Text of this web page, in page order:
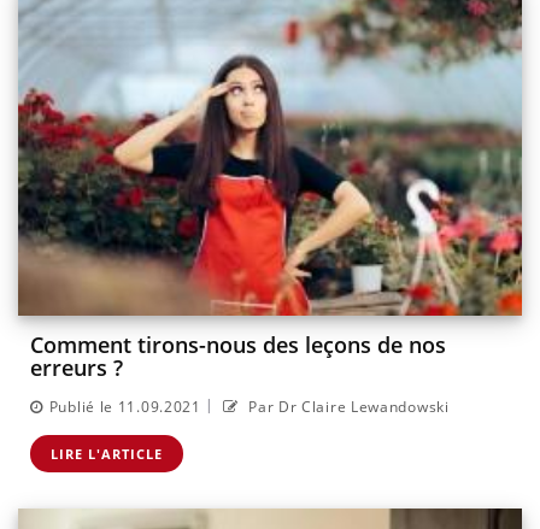
Comment tirons-nous des leçons de nos
erreurs ?
Publié le 11.09.2021 | Par Dr Claire Lewandowski
LIRE L'ARTICLE